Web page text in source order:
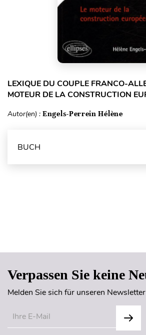
LEXIQUE DU COUPLE FRANCO-
MOTEUR DE LA CONSTRUCTION
Autor(en) : Engels-Perrein Hélène
BUCH
Verpassen Sie keine
Melden Sie sich für unseren